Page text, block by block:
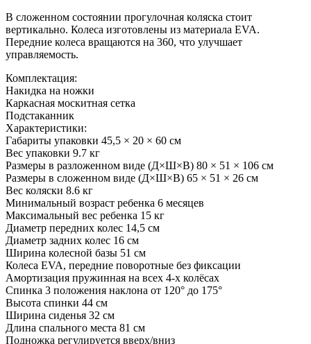
В сложенном состоянии прогулочная коляска стоит
вертикально. Колеса изготовлены из материала EVA.
Передние колеса вращаются на 360, что улучшает
управляемость.
Комплектация:
Накидка на ножки
Каркасная москитная сетка
Подстаканник
Характеристики:
Габариты упаковки 45,5 × 20 × 60 см
Вес упаковки 9.7 кг
Размеры в разложенном виде (Д×Ш×В) 80 × 51 × 106 см
Размеры в сложенном виде (Д×Ш×В) 65 × 51 × 26 см
Вес коляски 8.6 кг
Минимальный возраст ребенка 6 месяцев
Максимальный вес ребенка 15 кг
Диаметр передних колес 14,5 см
Диаметр задних колес 16 см
Ширина колесной базы 51 см
Колеса EVA, передние поворотные без фиксации
Амортизация пружинная на всех 4-х колёсах
Спинка 3 положения наклона от 120° до 175°
Высота спинки 44 см
Ширина сиденья 32 см
Длина спального места 81 см
Подножка регулируется вверх/вниз